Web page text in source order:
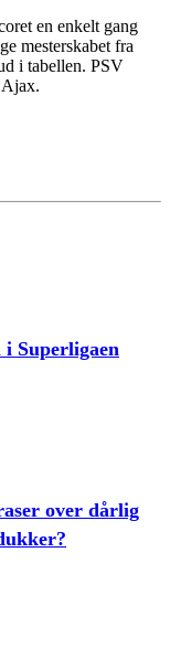
en enkelt gang
mesterskabet fra
i tabellen. PSV
Ajax.
i Superligaen
over dårlig